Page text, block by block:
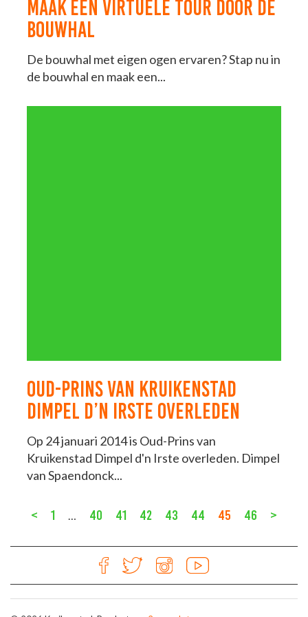
MAAK EEN VIRTUELE TOUR DOOR DE
BOUWHAL
De bouwhal met eigen ogen ervaren? Stap nu in
de bouwhal en maak een...
OUD-PRINS VAN KRUIKENSTAD
DIMPEL D’N IRSTE OVERLEDEN
Op 24 januari 2014 is Oud-Prins van
Kruikenstad Dimpel d'n Irste overleden. Dimpel
van Spaendonck...
< 1 … 40 41 42 43 44 45 46 >